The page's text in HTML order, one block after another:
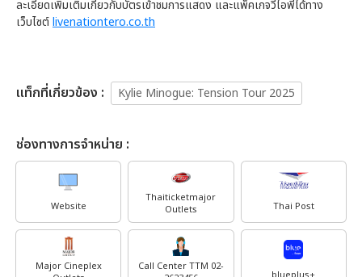
ละเอียดเพิ่มเติมเกี่ยวกับบัตรเข้าชมการแสดง และแพ็คเกจวีไอพีได้ทาง
เว็บไซต์livenationtero.co.th
เเท็กที่เกี่ยวข้อง : Kylie Minogue: Tension Tour 2025
ช่องทางการจำหน่าย :
Website
Thaiticketmajor
Outlets
Thai Post
Major Cineplex
Call Center TTM 02-